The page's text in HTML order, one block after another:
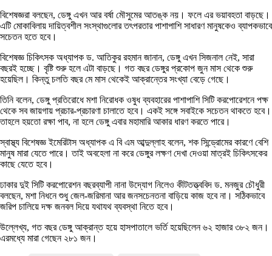
বিশেষজ্ঞরা বলছেন, ডেঙ্গু এখন আর বর্ষা মৌসুমের আতঙ্ক নয়। ফলে এর ভয়াবহতা বাড়ছে।
এটি মোকাবিলায় দায়িত্বশীল সংস্থাগুলোর তৎপরতার পাশাপাশি সাধারণ মানুষকেও ব্যাপকভাবে
সচেতন হতে হবে।
বিশেষজ্ঞ চিকিৎসক অধ্যাপক ড. আতিকুর রহমান জানান, ডেঙ্গু এখন সিজনাল নেই, সারা
বছরই হচ্ছে। বৃষ্টি শুরু হলে এটা বাড়ছে। গত বছর ডেঙ্গুর প্রকোপ জুন মাস থেকে শুরু
হয়েছিল। কিন্তু চলতি বছর মে মাস থেকেই আক্রান্তের সংখ্যা বেড়ে গেছে।
তিনি বলেন, ডেঙ্গু প্রতিরোধে মশা নিরোধক ওষুধ ব্যবহারের পাশাপাশি সিটি করপোরেশনে পক্ষ
থেকে সব জায়গায় প্রচার-প্রচারণা চালাতে হবে। একই সঙ্গে সবাইকে সচেতন থাকতে হবে।
তাহলে হয়তো রক্ষা পাব, না হলে ডেঙ্গু এবার মহামারি আকার ধারণ করতে পারে।
স্বাস্থ্য বিশেষজ্ঞ ইমেরিটাস অধ্যাপক এ বি এম আব্দুল্লাহ বলেন, শক সিন্ড্রোমের কারণে বেশি
মানুষ মারা যেতে পারে। তাই অবহেলা না করে ডেঙ্গুর লক্ষণ দেখা দেওয়া মাত্রই চিকিৎসকের
কাছে যেতে হবে।
ঢাকার দুই সিটি করপোরেশন বছরব্যাপী নানা উদ্যোগ নিলেও কীটতত্ত্ববিদ ড. মনজুর চৌধুরী
বলছেন, মশা নিধনে শুধু জেল-জরিমানা আর জনসচেনতনা বাড়িয়ে কাজ হবে না। সঠিকভাবে
জরিপ চালিয়ে দক্ষ জনবল দিয়ে যথাযথ ব্যবস্থা নিতে হবে।
উল্লেখ্য, গত বছর ডেঙ্গু আক্রান্ত হয়ে হাসপাতালে ভর্তি হয়েছিলেন ৬২ হাজার ৩৮২ জন।
এরমধ্যে মারা গেছেন ২৮১ জন।